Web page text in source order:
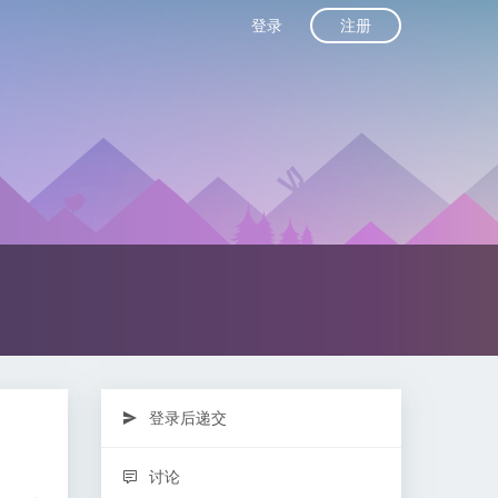
登录 注册
登录后递交
讨论